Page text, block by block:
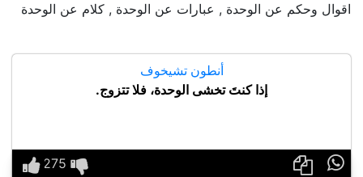
اقوال وحكم عن الوحدة , عبارات عن الوحدة , كلام عن الوحدة
أنطون تشيخوف
إذا كنتَ تخشى الوحدة، فلا تتزوج.
